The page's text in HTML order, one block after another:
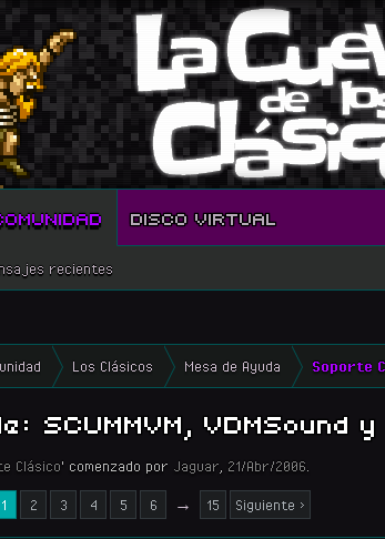
recientes
DISCO VIRTUAL
Los Clásicos Mesa de Ayuda Soporte
SCUMMVM, VDMSound y
Clásico' comenzado por Jaguar 21/Abr/2006
1 2 3 4 5 6 → 15 Siguiente >